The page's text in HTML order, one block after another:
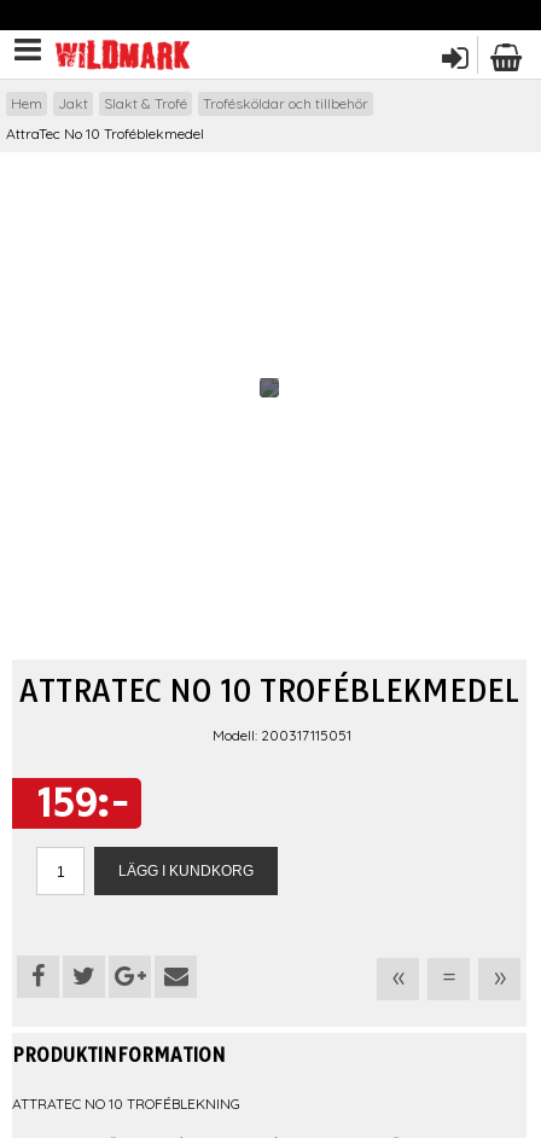
Hem Jakt Slakt & Trofé
Trofésköldar och tillbehör
AttraTec No 10 Troféblekmedel
ATTRATEC NO 10 TROFÉBLEKMEDEL
Modell: 200317115051
159:-
« = »
PRODUKTINFORMATION
ATTRATEC NO 10 TROFÉBLEKNING